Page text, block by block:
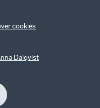
cookies
Dalqvist